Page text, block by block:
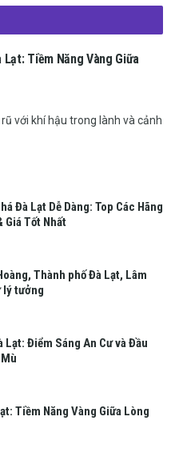
Lạt: Tiềm Năng Vàng Giữa
với khí hậu trong lành và cảnh
Đà Lạt Dễ Dàng: Top Các Hãng
Giá Tốt Nhất
Thành phố Đà Lạt, Lâm
lý tưởng
Điểm Sáng An Cư và Đầu
Tiềm Năng Vàng Giữa Lòng